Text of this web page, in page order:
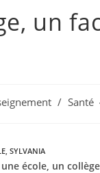
un
/ Santé
, SYLVANIA
école, un